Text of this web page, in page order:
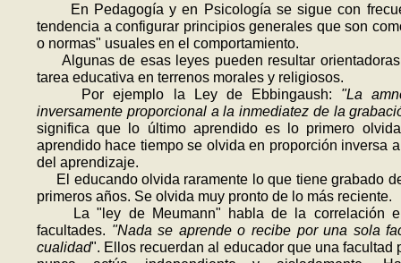
En Pedagogía y en Psicología se sigue con
tendencia a configurar principios generales que son
o normas" usuales en el comportamiento.
Algunas de esas leyes pueden resultar
tarea educativa en terrenos morales y religiosos.
Por ejemplo la Ley de Ebbingaush: "La
inversamente proporcional a la inmediatez de la
significa que lo último aprendido es lo primero
aprendido hace tiempo se olvida en proporción inversa
del aprendizaje.
El educando olvida raramente lo que tiene grabado
primeros años. Se olvida muy pronto de lo más reciente.
La "ley de Meumann" habla de la correlación
facultades. "Nada se aprende o recibe por una sola
cualidad". Ellos recuerdan al educador que una facultad